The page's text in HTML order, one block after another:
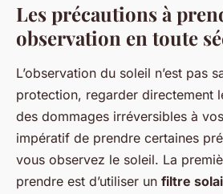
Les précautions à
observation en toute
L’observation du soleil n’est pas
protection, regarder directement
des dommages irréversibles à
impératif de prendre certaines
vous observez le soleil. La
prendre est d’utiliser un filtre